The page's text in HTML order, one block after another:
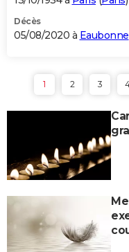
Décès
05/08/2020 à Eaubonne
1 2 3